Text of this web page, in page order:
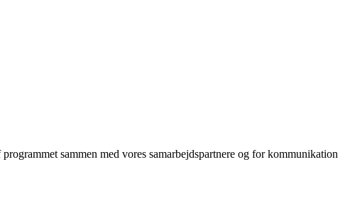
sammen med vores samarbejdspartnere og for kommunikation